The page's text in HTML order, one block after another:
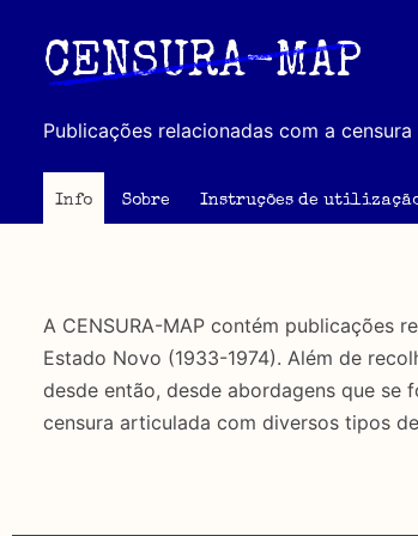
principal
CENSURA-MAP
Publicações relacionadas com a
Info Sobre Instruções de
A CENSURA-MAP contém publicações
Estado Novo (1933-1974). Além de
desde então, desde abordagens que se
censura articulada com diversos tipos